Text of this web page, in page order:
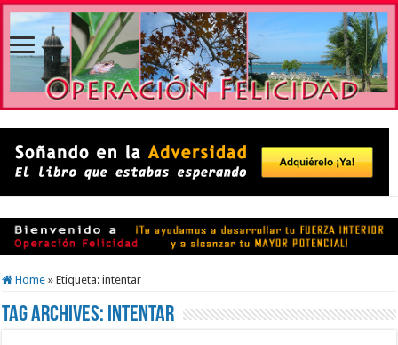
Home » Etiqueta:intentar
Tag Archives: intentar